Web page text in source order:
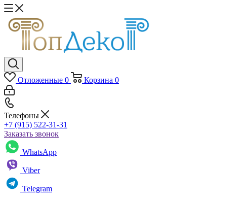
Отложенные 0 Корзина 0
Телефоны
+7 (915) 522-31-31
Заказать звонок
WhatsApp
Viber
Telegram